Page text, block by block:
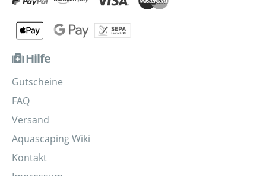
Hilfe
Gutscheine
FAQ
Versand
Aquascaping Wiki
Kontakt